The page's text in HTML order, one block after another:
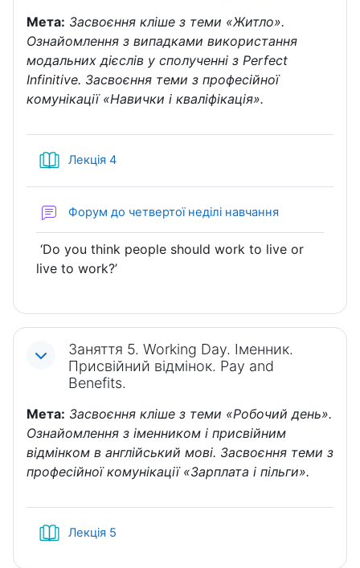
Мета: Засвоєння кліше з теми «Житло».
Ознайомлення з випадками використання
модальних дієслів у сполученні з Perfect
Infinitive. Засвоєння теми з професійної
комунікації «Навички і кваліфікація».
Лекція 4Книга
Форум до четвертої неділі навчання
‘Do you think people should work to live or
live to work?’
Заняття 5. Working Day. Іменник.
Присвійний відмінок. Pay and
Benefits.
Мета: Засвоєння кліше з теми «Робочий день».
Ознайомлення з іменником і присвійним
відмінком в англійський мові. Засвоєння теми з
професійної комунікації «Зарплата і пільги».
Лекція 5